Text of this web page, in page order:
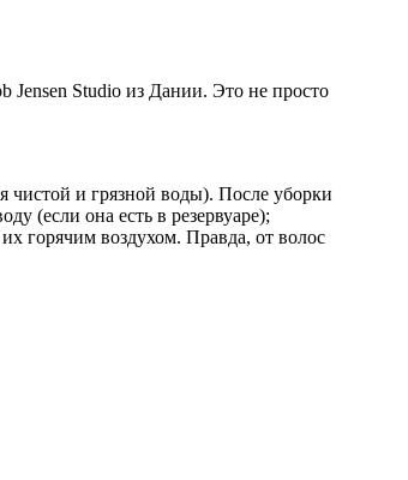
Jensen Studio из Дании. Это не просто
чистой и грязной воды). После уборки
(если она есть в резервуаре);
горячим воздухом. Правда, от волос